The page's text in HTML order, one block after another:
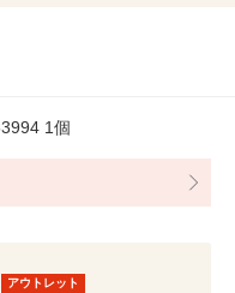
1個
アウトレット